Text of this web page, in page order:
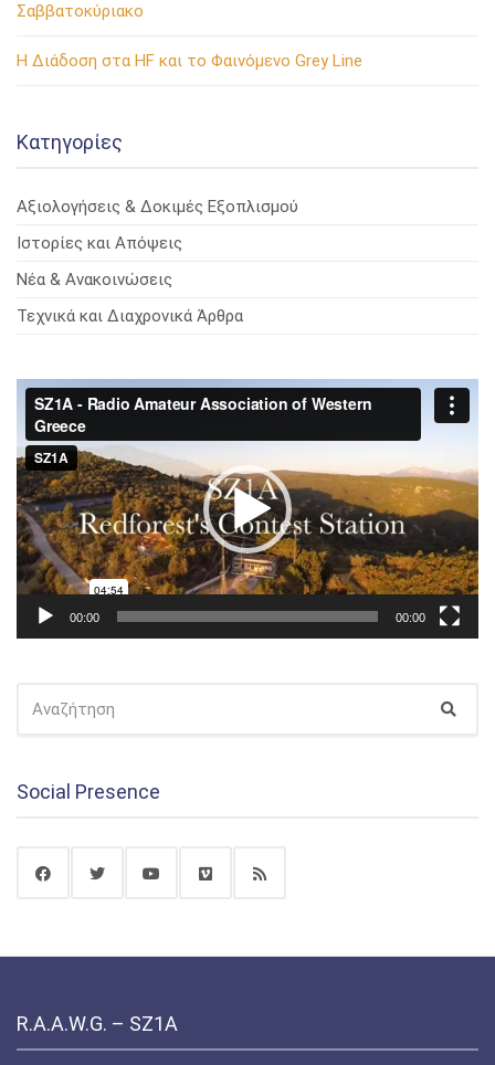
Σαββατοκύριακο
Η Διάδοση στα HF και το Φαινόμενο Grey Line
Kατηγορίες
Αξιολογήσεις & Δοκιμές Εξοπλισμού
Ιστορίες και Απόψεις
Νέα & Ανακοινώσεις
Τεχνικά και Διαχρονικά Άρθρα
Πρόγραμμα
Αναπαραγωγής
Βίντεο
00:00 00:00
ΓΙΑ:
Social Presence
R.A.A.W.G. – SZ1A